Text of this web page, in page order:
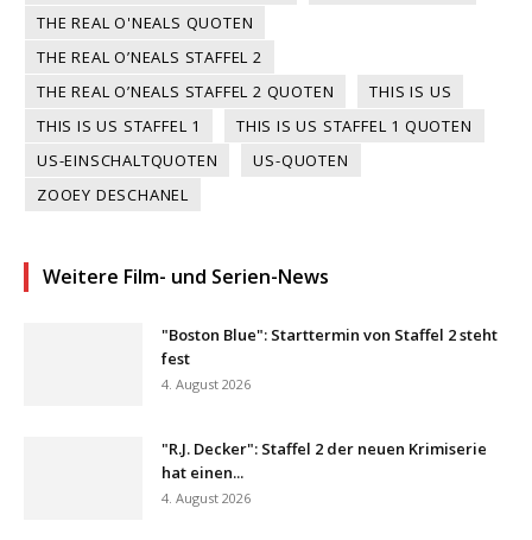
THE REAL O'NEALS QUOTEN
THE REAL O’NEALS STAFFEL 2
THE REAL O’NEALS STAFFEL 2 QUOTEN
THIS IS US
THIS IS US STAFFEL 1
THIS IS US STAFFEL 1 QUOTEN
US-EINSCHALTQUOTEN
US-QUOTEN
ZOOEY DESCHANEL
Weitere Film- und Serien-News
"Boston Blue": Starttermin von Staffel 2 steht
fest
4. August 2026
"R.J. Decker": Staffel 2 der neuen Krimiserie
hat einen...
4. August 2026